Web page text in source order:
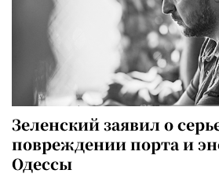
Зеленский заявил о
повреждении порта и
Одессы